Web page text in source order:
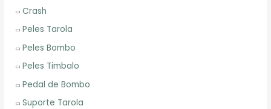
Crash
Peles Tarola
Peles Bombo
Peles Timbalo
Pedal de Bombo
Suporte Tarola